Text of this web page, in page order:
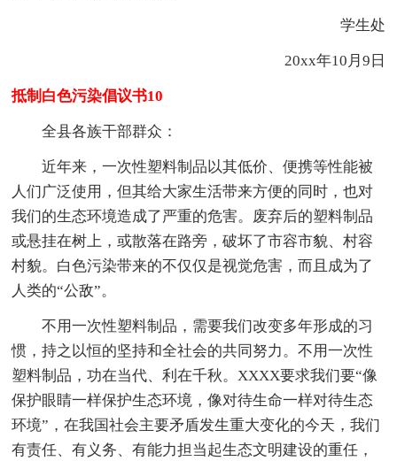
学生处
20xx年10月9日
抵制白色污染倡议书10
全县各族干部群众：
近年来，一次性塑料制品以其低价、便携等性能被
人们广泛使用，但其给大家生活带来方便的同时，也对
我们的生态环境造成了严重的危害。废弃后的塑料制品
或悬挂在树上，或散落在路旁，破坏了市容市貌、村容
村貌。白色污染带来的不仅仅是视觉危害，而且成为了
人类的“公敌”。
不用一次性塑料制品，需要我们改变多年形成的习
惯，持之以恒的坚持和全社会的共同努力。不用一次性
塑料制品，功在当代、利在千秋。XXXX要求我们要“像
保护眼睛一样保护生态环境，像对待生命一样对待生态
环境”，在我国社会主要矛盾发生重大变化的今天，我们
有责任、有义务、有能力担当起生态文明建设的重任，